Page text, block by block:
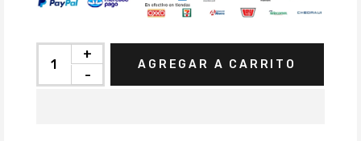
-
+
AGREGAR A CARRITO